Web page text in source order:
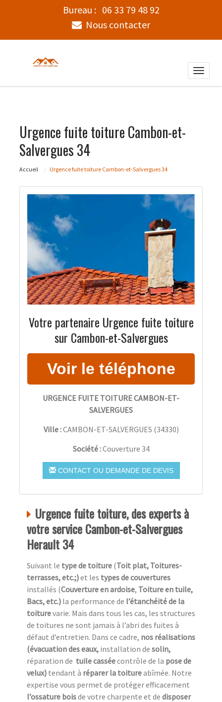
Bureau : 06 33 79 48 92
Nous contacter
Toggle
Urgence fuite toiture Cambon-et-
Salvergues 34
Accueil Urgence fuite toiture Cambon-et-Salvergues 34
Votre partenaire Urgence fuite toiture
sur Cambon-et-Salvergues
URGENCE FUITE TOITURE CAMBON-ET-
SALVERGUES
Ville :CAMBON-ET-SALVERGUES (34330)
Société :Couverture 34
CONTACT OU DEMANDE DE DEVIS
Urgence fuite toiture, des experts à
votre service Cambon-et-Salvergues
Herault 34
Suivant le type de toiture (Toit plat, Toitures-
terrasses, etc.;)et les types de couvertures
installés (Couverture en ardoise, Toiture en tuile,
Bacs, etc.) la performance de l’étanchéité de la
toiturevarie. Mais dans tous les cas, les structures
de toitures ne sont jamais à l’abri des fuites à
défaut d’entretien. Dans ce cadre, nos réalisations
(évacuation des eaux, installation de solin,
réparation de tuile casséecontrôle de la pose de
velux) tendant à réparer la toitureabîmée. Notre
expertise vous permet de protéger efficacement
l’ossature boisde votre charpente et de disposer